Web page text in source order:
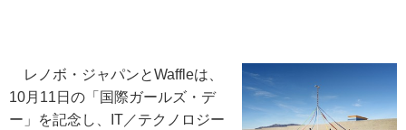
レノボ・ジャパンとWaffleは、
10月11日の「国際ガールズ・デ
ー」を記念し、IT／テクノロジー